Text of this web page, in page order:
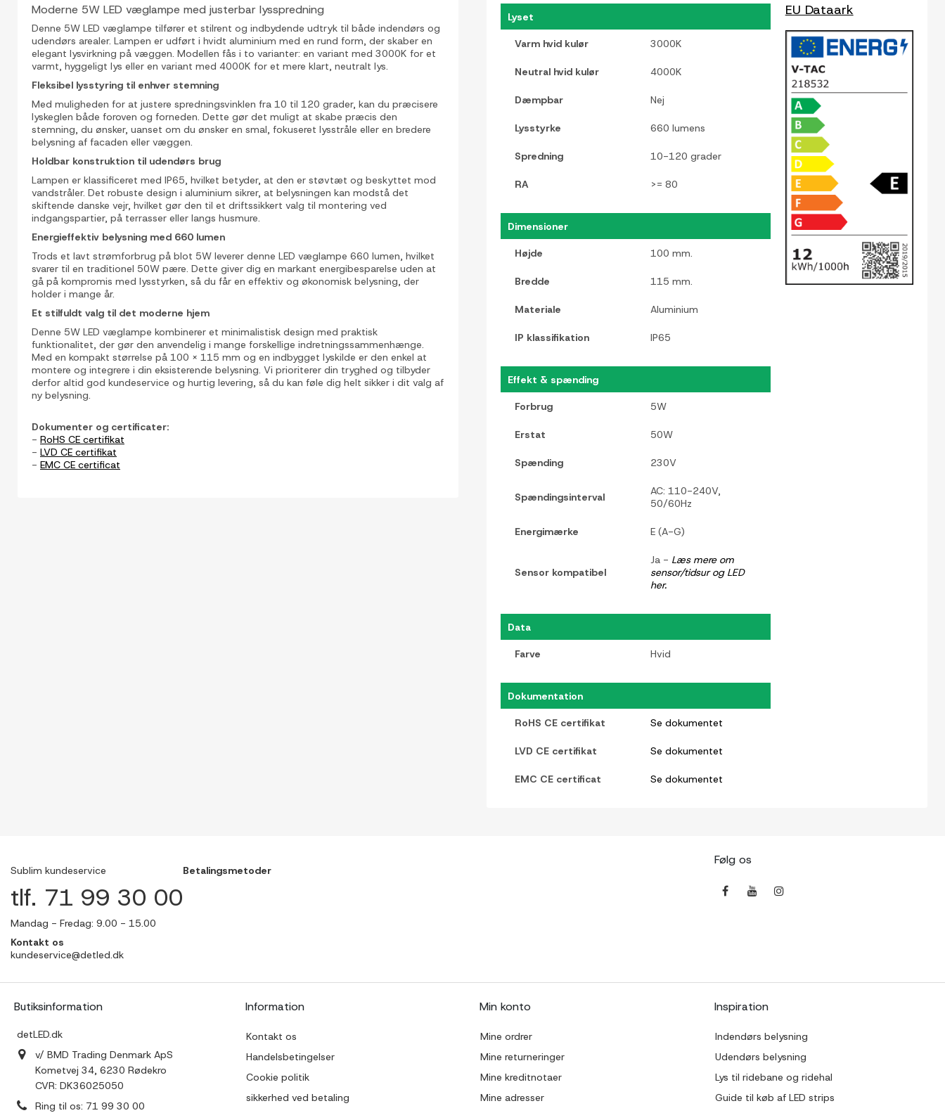
Vis alle
billeder
Moderne 5W LED væglampe med justerbar lysspredning
Denne 5W LED væglampe tilfører et stilrent og indbydende udtryk til både indendørs og
udendørs arealer. Lampen er udført i hvidt aluminium med en rund form, der skaber en
elegant lysvirkning på væggen. Modellen fås i to varianter: en variant med 3000K for et
varmt, hyggeligt lys eller en variant med 4000K for et mere klart, neutralt lys.
Fleksibel lysstyring til enhver stemning
Med muligheden for at justere spredningsvinklen fra 10 til 120 grader, kan du præcisere
lyskeglen både foroven og forneden. Dette gør det muligt at skabe præcis den
stemning, du ønsker, uanset om du ønsker en smal, fokuseret lysstråle eller en bredere
belysning af facaden eller væggen.
Holdbar konstruktion til udendørs brug
Lampen er klassificeret med IP65, hvilket betyder, at den er støvtæt og beskyttet mod
vandstråler. Det robuste design i aluminium sikrer, at belysningen kan modstå det
skiftende danske vejr, hvilket gør den til et driftssikkert valg til montering ved
indgangspartier, på terrasser eller langs husmure.
Energieffektiv belysning med 660 lumen
Trods et lavt strømforbrug på blot 5W leverer denne LED væglampe 660 lumen, hvilket
svarer til en traditionel 50W pære. Dette giver dig en markant energibesparelse uden at
gå på kompromis med lysstyrken, så du får en effektiv og økonomisk belysning, der
holder i mange år.
Et stilfuldt valg til det moderne hjem
Denne 5W LED væglampe kombinerer et minimalistisk design med praktisk
funktionalitet, der gør den anvendelig i mange forskellige indretningssammenhænge.
Med en kompakt størrelse på 100 x 115 mm og en indbygget lyskilde er den enkel at
montere og integrere i din eksisterende belysning. Vi prioriterer din tryghed og tilbyder
derfor altid god kundeservice og hurtig levering, så du kan føle dig helt sikker i dit valg af
ny belysning.
Dokumenter og certificater:
- RoHS CE certifikat
- LVD CE certifikat
- EMC CE certificat
Lyset
Varm hvid kulør 3000K
Neutral hvid kulør 4000K
Dæmpbar Nej
Lysstyrke 660 lumens
Spredning 10-120 grader
RA >= 80
Dimensioner
Højde 100 mm.
Bredde 115 mm.
Materiale Aluminium
IP klassifikation IP65
Effekt & spænding
Forbrug 5W
Erstat 50W
Spænding 230V
Spændingsinterval
AC: 110-240V,
50/60Hz
Energimærke E (A-G)
Sensor kompatibel
Ja - Læs mere om
sensor/tidsur og LED
her.
Data
Farve Hvid
Dokumentation
RoHS CE certifikat Se dokumentet
LVD CE certifikat Se dokumentet
EMC CE certificat Se dokumentet
EU Dataark
Sublim kundeservice
tlf. 71 99 30 00
Mandag - Fredag: 9.00 - 15.00
Kontakt os
kundeservice@detled.dk
Betalingsmetoder
Følg os
Butiksinformation
detLED.dk
v/ BMD Trading Denmark ApS
Kometvej 34, 6230 Rødekro
CVR: DK36025050
Ring til os: 71 99 30 00
Information
Kontakt os
Handelsbetingelser
Cookie politik
sikkerhed ved betaling
Min konto
Mine ordrer
Mine returneringer
Mine kreditnotaer
Mine adresser
Inspiration
Indendørs belysning
Udendørs belysning
Lys til ridebane og ridehal
Guide til køb af LED strips